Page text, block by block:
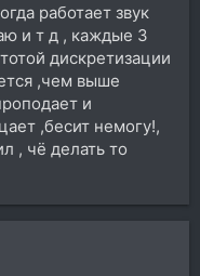
работает звук
и т д , каждые 3
дискретизации
,чем выше
и
,бесит немогу!,
, чё делать то